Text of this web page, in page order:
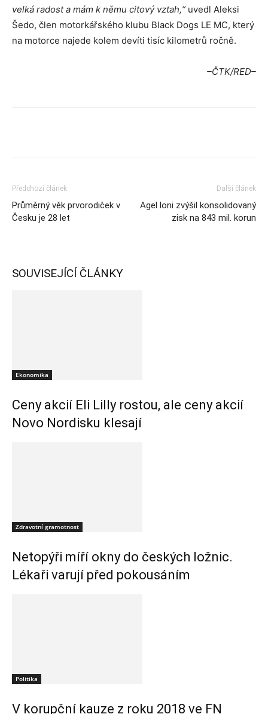
velká radost a mám k němu citový vztah,“uvedl Aleksi
Šedo, člen motorkářského klubu Black Dogs LE MC, který
na motorce najede kolem devíti tisíc kilometrů ročně.
–ČTK/RED–
Předchozí článek
Průměrný věk prvorodiček v
Česku je 28 let
Další článek
Agel loni zvýšil konsolidovaný
zisk na 843 mil. korun
SOUVISEJÍCÍ ČLÁNKY
Ekonomika
Ceny akcií Eli Lilly rostou, ale ceny akcií
Novo Nordisku klesají
Zdravotní gramotnost
Netopýři míří okny do českých ložnic.
Lékaři varují před pokousáním
Politika
V korupční kauze z roku 2018 ve FN